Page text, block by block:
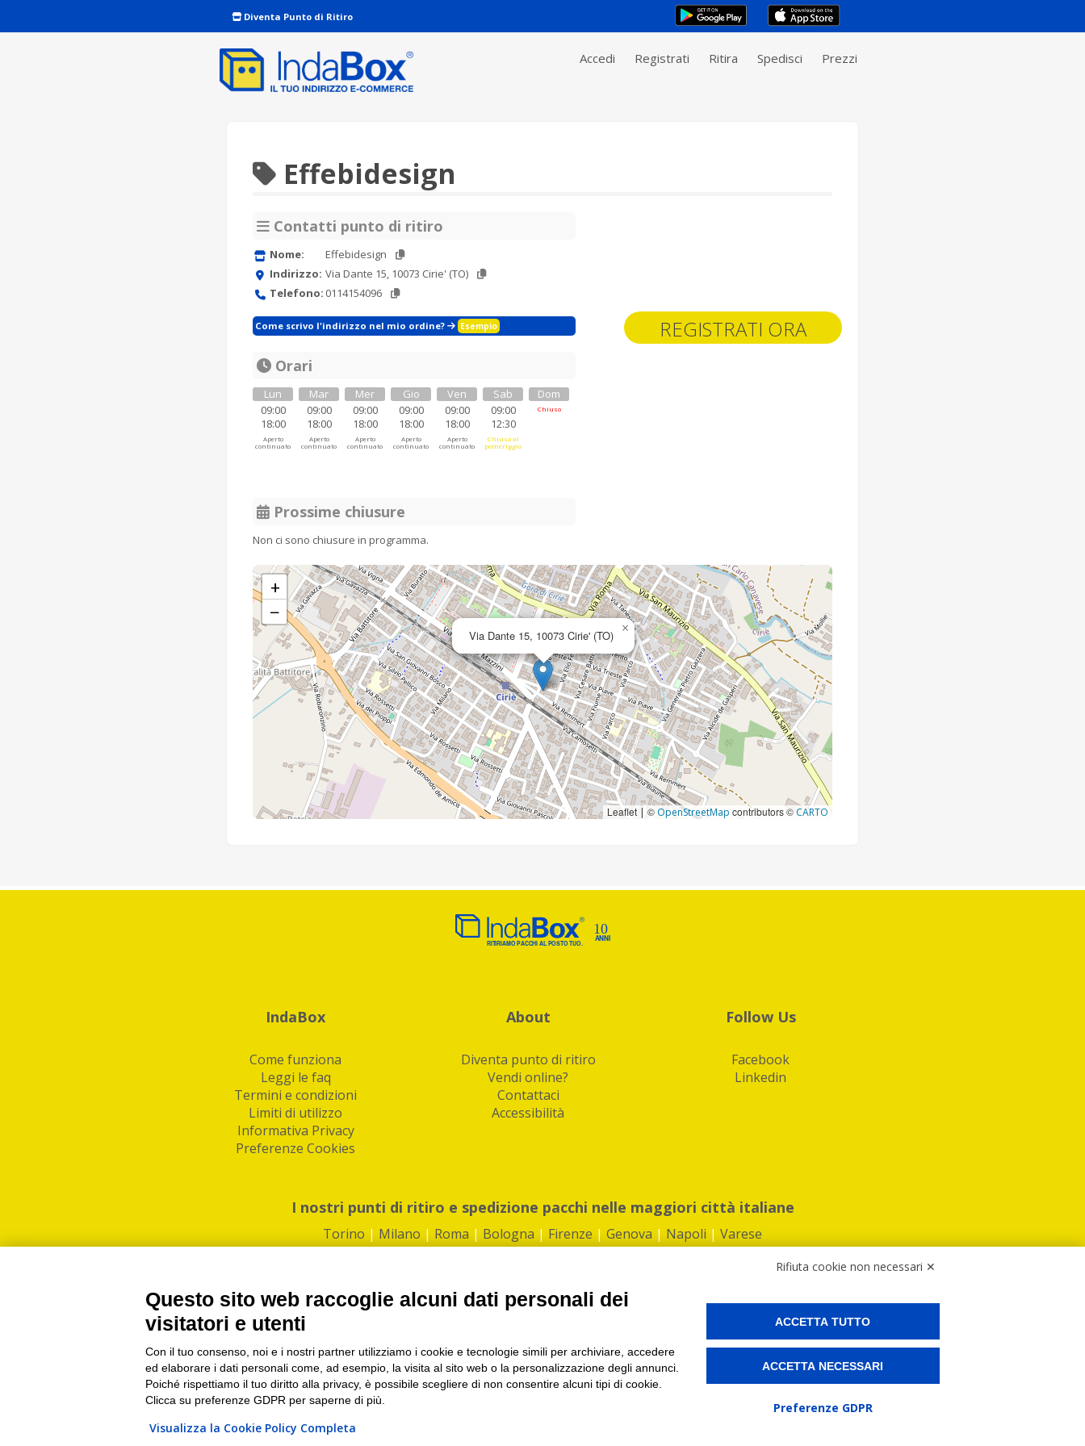
Diventa Punto di Ritiro
Accedi Registrati Ritira Spedisci Prezzi
REGISTRATI ORA
Effebidesign
Contatti punto di ritiro
Nome:
Effebidesign
Indirizzo: Via Dante 15, 10073 Cirie' (TO)
Telefono: 0114154096
Come scrivo l'indirizzo nel mio ordine? Esempio
Orari
Lun
09:00
18:00
Aperto
continuato
Mar
09:00
18:00
Aperto
continuato
Mer
09:00
18:00
Aperto
continuato
Gio
09:00
18:00
Aperto
continuato
Ven
09:00
18:00
Aperto
continuato
Sab
09:00
12:30
Chiuso al
pomeriggio
Dom
Chiuso
Prossime chiusure
Non ci sono chiusure in programma.
Via Dante 15, 10073 Cirie' (TO) ×
+
−
Leaflet | © OpenStreetMap contributors ©CARTO
IndaBox
Come funziona
Leggi le faq
Termini e condizioni
Limiti di utilizzo
Informativa Privacy
Preferenze Cookies
About
Diventa punto di ritiro
Vendi online?
Contattaci
Accessibilità
Follow Us
Facebook
Linkedin
I nostri punti di ritiro e spedizione pacchi nelle maggiori città italiane
Torino | Milano | Roma | Bologna | Firenze | Genova | Napoli | Varese
PI/CF/N°Iscr.: 10821360012 | REA: RM 1494760 | Cap.Soc.: 50.000€ |Whistleblowing|Privacy|Preferenze Cookies
IndaBox | Oltre 11.500 punti di ritiro tra Bar, Tabaccai, Edicole e Kipoint per ritirare i tuoi acquisti online e spedire i tuoi pacchi.
Rifiuta cookie non necessari ✕
Questo sito web raccoglie alcuni dati personali dei
visitatori e utenti
Con il tuo consenso, noi e i nostri partner utilizziamo i cookie e tecnologie simili per archiviare, accedere
ed elaborare i dati personali come, ad esempio, la visita al sito web o la personalizzazione degli annunci.
Poiché rispettiamo il tuo diritto alla privacy, è possibile scegliere di non consentire alcuni tipi di cookie.
Clicca su preferenze GDPR per saperne di più.
Visualizza la Cookie Policy Completa
ACCETTA TUTTO
ACCETTA NECESSARI
Preferenze GDPR